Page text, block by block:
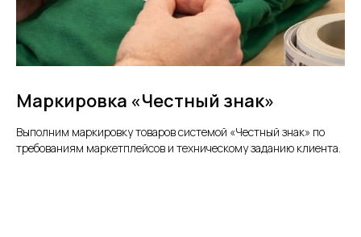
Маркировка «Честный знак»
Выполним маркировку товаров системой «Честный знак» по
требованиям маркетплейсов и техническому заданию клиента.